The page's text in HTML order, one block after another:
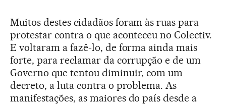
Muitos destes cidadãos foram às ruas para
protestar contra o que aconteceu no Colectiv.
E voltaram a fazê-lo, de forma ainda mais
forte, para reclamar da corrupção e de um
Governo que tentou diminuir, com um
decreto, a luta contra o problema. As
manifestações, as maiores do país desde a